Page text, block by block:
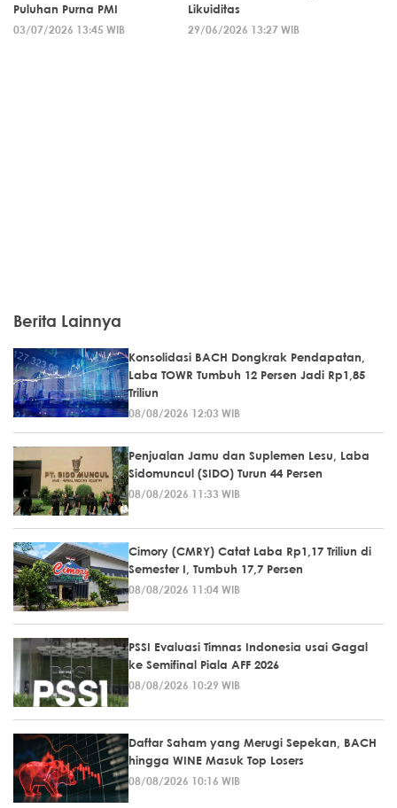
Puluhan Purna PMI
03/07/2026 13:45 WIB
Likuiditas
29/06/2026 13:27 WIB
Berita Lainnya
Konsolidasi BACH Dongkrak Pendapatan,
Laba TOWR Tumbuh 12 Persen Jadi Rp1,85
Triliun
08/08/2026 12:03 WIB
Penjualan Jamu dan Suplemen Lesu, Laba
Sidomuncul (SIDO) Turun 44 Persen
08/08/2026 11:33 WIB
Cimory (CMRY) Catat Laba Rp1,17 Triliun di
Semester I, Tumbuh 17,7 Persen
08/08/2026 11:04 WIB
PSSI Evaluasi Timnas Indonesia usai Gagal
ke Semifinal Piala AFF 2026
08/08/2026 10:29 WIB
Daftar Saham yang Merugi Sepekan, BACH
hingga WINE Masuk Top Losers
08/08/2026 10:16 WIB